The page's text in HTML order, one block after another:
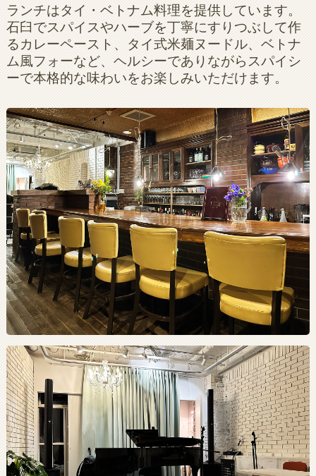
ランチはタイ・ベトナム料理を提供しています。
石臼でスパイスやハーブを丁寧にすりつぶして作
るカレーペースト、タイ式米麺ヌードル、ベトナ
ム風フォーなど、ヘルシーでありながらスパイシ
ーで本格的な味わいをお楽しみいただけます。